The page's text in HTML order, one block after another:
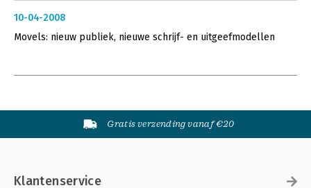
10-04-2008
Movels: nieuw publiek, nieuwe schrijf- en uitgeefmodellen
Gratis verzending vanaf €20
Klantenservice